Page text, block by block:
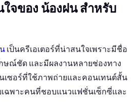
จของ น้องฝน สำหรับ
เป็นครีเอเตอร์ที่น่าสนใจเพราะมีชื่อ
ษณ์ชัด และมีผลงานหลายช่องทาง
เซอร์ที่ใช้ภาพถ่ายและคอนเทนต์สั้น
เฉพาะคนที่ชอบแนวแฟชั่นเซ็กซี่และ